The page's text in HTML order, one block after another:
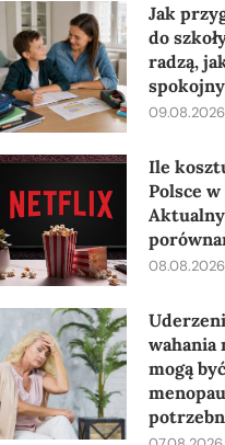
Jak
do
radzą,
09.08.2026
Ile
Polsce
08.08.2026
wahania
mogą